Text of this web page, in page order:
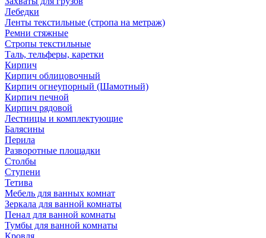
Лебедки
Ленты текстильные (стропа на метраж)
Ремни стяжные
Стропы текстильные
Таль, тельферы, каретки
Кирпич
Кирпич облицовочный
Кирпич огнеупорный (Шамотный)
Кирпич печной
Кирпич рядовой
Лестницы и комплектующие
Балясины
Перила
Разворотные площадки
Столбы
Ступени
Тетива
Мебель для ванных комнат
Зеркала для ванной комнаты
Пенал для ванной комнаты
Тумбы для ванной комнаты
Кровля